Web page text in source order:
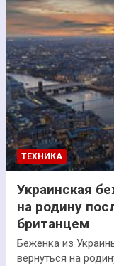
ТЕХНИКА
Украинская
на родину
британцем
Беженка из
вернуться на